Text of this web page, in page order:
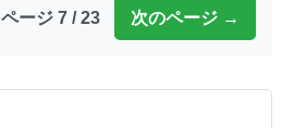
ページ 7 / 23 次のページ →